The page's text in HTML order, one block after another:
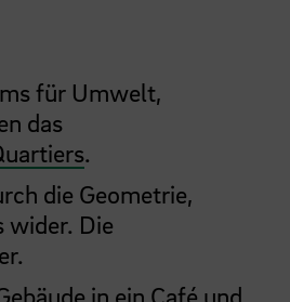
für Umwelt,
das
.
die Geometrie,
wider. Die
in ein Café und